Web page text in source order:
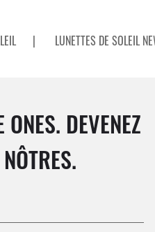
| LUNETTES DE SOLEIL
DEVENEZ